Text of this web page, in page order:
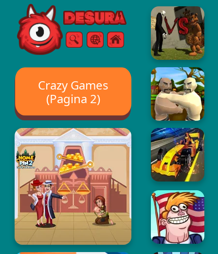
Free Online Games
RicercaMenù
Crazy Games
(Pagina 2)